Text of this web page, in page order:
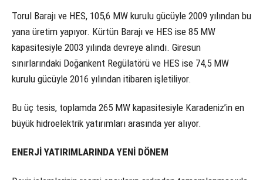
Torul Barajı ve HES, 105,6 MW kurulu gücüyle 2009 yılından bu
yana üretim yapıyor. Kürtün Barajı ve HES ise 85 MW
kapasitesiyle 2003 yılında devreye alındı. Giresun
sınırlarındaki Doğankent Regülatörü ve HES ise 74,5 MW
kurulu gücüyle 2016 yılından itibaren işletiliyor.
Bu üç tesis, toplamda 265 MW kapasitesiyle Karadeniz’in en
büyük hidroelektrik yatırımları arasında yer alıyor.
ENERJİ YATIRIMLARINDA YENİ DÖNEM